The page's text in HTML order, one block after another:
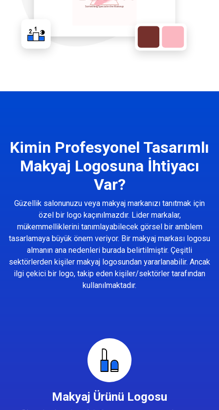
Kimin Profesyonel Tasarımlı
Makyaj Logosuna İhtiyacı
Var?
Güzellik salonunuzu veya makyaj markanızı tanıtmak için
özel bir logo kaçınılmazdır. Lider markalar,
mükemmelliklerini tanımlayabilecek görsel bir amblem
tasarlamaya büyük önem veriyor. Bir makyaj markası logosu
almanın ana nedenleri burada belirtilmiştir. Çeşitli
sektörlerden kişiler makyaj logosundan yararlanabilir. Ancak
ilgi çekici bir logo, takip eden kişiler/sektörler tarafından
kullanılmaktadır.
Makyaj Ürünü Logosu